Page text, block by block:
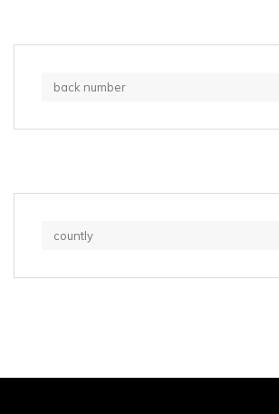
back number
countly